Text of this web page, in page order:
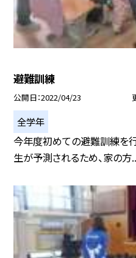
避難訓練
公開日 2022/04/23
全学年
今年度初めての避難訓練を
生が予測されるため、家の方